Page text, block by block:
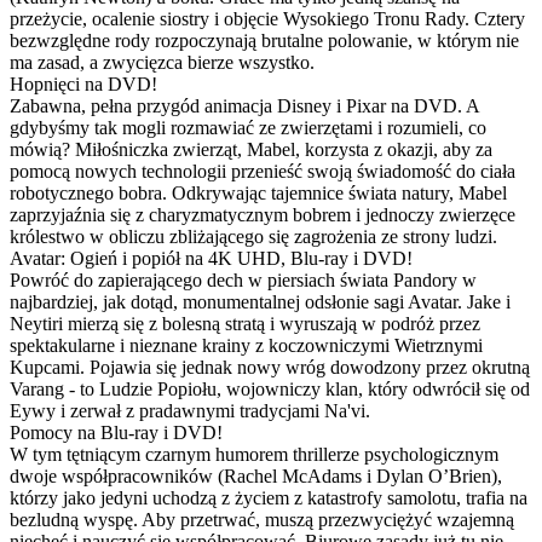
przeżycie, ocalenie siostry i objęcie Wysokiego Tronu Rady. Cztery
bezwzględne rody rozpoczynają brutalne polowanie, w którym nie
ma zasad, a zwycięzca bierze wszystko.
Hopnięci na DVD!
Zabawna, pełna przygód animacja Disney i Pixar na DVD. A
gdybyśmy tak mogli rozmawiać ze zwierzętami i rozumieli, co
mówią? Miłośniczka zwierząt, Mabel, korzysta z okazji, aby za
pomocą nowych technologii przenieść swoją świadomość do ciała
robotycznego bobra. Odkrywając tajemnice świata natury, Mabel
zaprzyjaźnia się z charyzmatycznym bobrem i jednoczy zwierzęce
królestwo w obliczu zbliżającego się zagrożenia ze strony ludzi.
Avatar: Ogień i popiół na 4K UHD, Blu-ray i DVD!
Powróć do zapierającego dech w piersiach świata Pandory w
najbardziej, jak dotąd, monumentalnej odsłonie sagi Avatar. Jake i
Neytiri mierzą się z bolesną stratą i wyruszają w podróż przez
spektakularne i nieznane krainy z koczowniczymi Wietrznymi
Kupcami. Pojawia się jednak nowy wróg dowodzony przez okrutną
Varang - to Ludzie Popiołu, wojowniczy klan, który odwrócił się od
Eywy i zerwał z pradawnymi tradycjami Na'vi.
Pomocy na Blu-ray i DVD!
W tym tętniącym czarnym humorem thrillerze psychologicznym
dwoje współpracowników (Rachel McAdams i Dylan O’Brien),
którzy jako jedyni uchodzą z życiem z katastrofy samolotu, trafia na
bezludną wyspę. Aby przetrwać, muszą przezwyciężyć wzajemną